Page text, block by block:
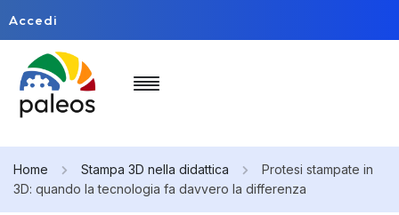
Accedi
Home Stampa 3D nella didattica
Protesi stampate in
3D: quando la tecnologia fa davvero la differenza